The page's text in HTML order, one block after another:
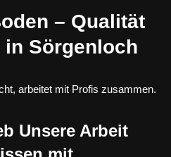
– Qualität
Sörgenloch
arbeitet mit Profis zusammen.
Unsere Arbeit